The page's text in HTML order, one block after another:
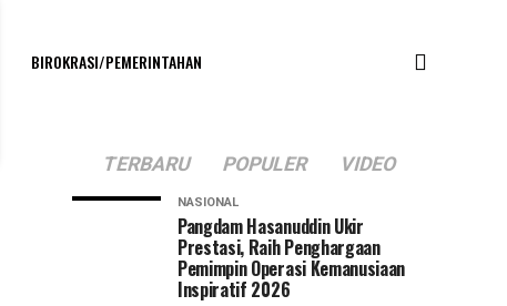
BIROKRASI/PEMERINTAHAN
TERBARU POPULER VIDEO
NASIONAL
Pangdam Hasanuddin Ukir
Prestasi, Raih Penghargaan
Pemimpin Operasi Kemanusiaan
Inspiratif 2026